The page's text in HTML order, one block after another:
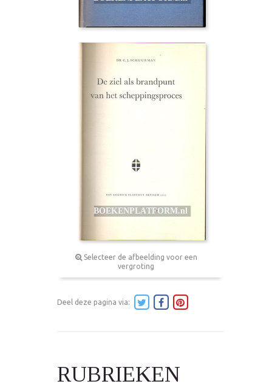
Selecteer de afbeelding voor een
vergroting
Deel deze pagina via:
RUBRIEKEN